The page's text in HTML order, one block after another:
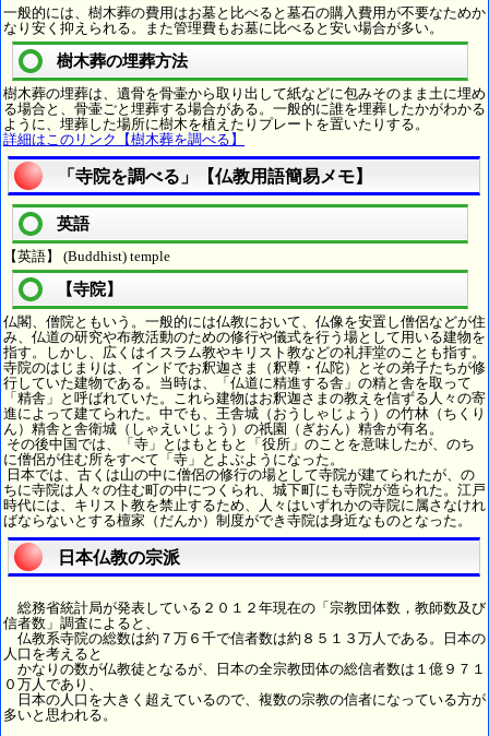
一般的には、樹木葬の費用はお墓と比べると墓石の購入費用が不要なためか
なり安く抑えられる。また管理費もお墓に比べると安い場合が多い。
樹木葬の埋葬方法
樹木葬の埋葬は、遺骨を骨壷から取り出して紙などに包みそのまま土に埋め
る場合と、骨壷ごと埋葬する場合がある。一般的に誰を埋葬したかがわかる
ように、埋葬した場所に樹木を植えたりプレートを置いたりする。
詳細はこのリンク【樹木葬を調べる】
「寺院を調べる」【仏教用語簡易メモ】
英語
【英語】 (Buddhist) temple
【寺院】
仏閣、僧院ともいう。一般的には仏教において、仏像を安置し僧侶などが住
み、仏道の研究や布教活動のための修行や儀式を行う場として用いる建物を
指す。しかし、広くはイスラム教やキリスト教などの礼拝堂のことも指す。
寺院のはじまりは、インドでお釈迦さま（釈尊・仏陀）とその弟子たちが修
行していた建物である。当時は、「仏道に精進する舎」の精と舎を取って
「精舎」と呼ばれていた。これら建物はお釈迦さまの教えを信ずる人々の寄
進によって建てられた。中でも、王舎城（おうしゃじょう）の竹林（ちくり
ん）精舎と舎衛城（しゃえいじょう）の祇園（ぎおん）精舎が有名。
その後中国では、「寺」とはもともと「役所」のことを意味したが、のち
に僧侶が住む所をすべて「寺」とよぶようになった。
日本では、古くは山の中に僧侶の修行の場として寺院が建てられたが、の
ちに寺院は人々の住む町の中につくられ、城下町にも寺院が造られた。江戸
時代には、キリスト教を禁止するため、人々はいずれかの寺院に属さなけれ
ばならないとする檀家（だんか）制度ができ寺院は身近なものとなった。
日本仏教の宗派
総務省統計局が発表している２０１２年現在の「宗教団体数，教師数及び
信者数」調査によると、
仏教系寺院の総数は約７万６千で信者数は約８５１３万人である。日本の
人口を考えると
かなりの数が仏教徒となるが、日本の全宗教団体の総信者数は１億９７１
０万人であり、
日本の人口を大きく超えているので、複数の宗教の信者になっている方が
多いと思われる。